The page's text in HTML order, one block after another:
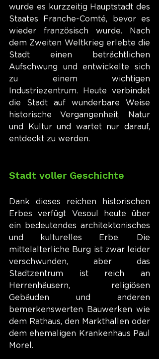
wurde es kurzzeitig Hauptstadt des
Staates Franche-Comté, bevor es
wieder französisch wurde. Nach
dem Zweiten Weltkrieg erlebte die
Stadt einen beträchtlichen
Aufschwung und entwickelte sich
zu einem wichtigen
Industriezentrum. Heute verbindet
die Stadt auf wunderbare Weise
historische Vergangenheit, Natur
und Kultur und wartet nur darauf,
entdeckt zu werden.
Stadt voller Geschichte
Dank dieses reichen historischen
Erbes verfügt Vesoul heute über
ein bedeutendes architektonisches
und kulturelles Erbe. Die
mittelalterliche Burg ist zwar leider
verschwunden, aber das
Stadtzentrum ist reich an
Herrenhäusern, religiösen
Gebäuden und anderen
bemerkenswerten Bauwerken wie
dem Rathaus, den Markthallen oder
dem ehemaligen Krankenhaus Paul
Morel.